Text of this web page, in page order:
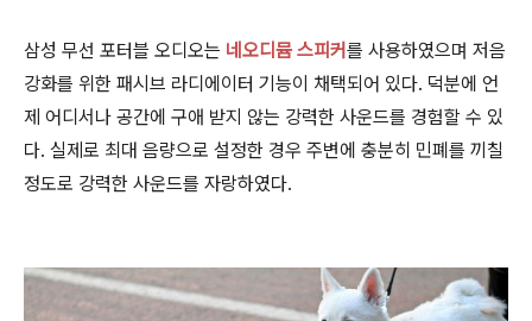
삼성 무선 포터블 오디오는 네오디뮴 스피커를 사용하였으며 저음
강화를 위한 패시브 라디에이터 기능이 채택되어 있다. 덕분에 언
제 어디서나 공간에 구애 받지 않는 강력한 사운드를 경험할 수 있
다. 실제로 최대 음량으로 설정한 경우 주변에 충분히 민폐를 끼칠
정도로 강력한 사운드를 자랑하였다.